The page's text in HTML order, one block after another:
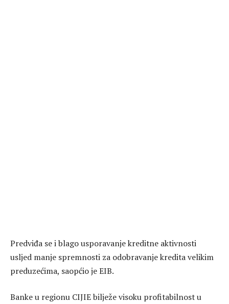
Predviđa se i blago usporavanje kreditne aktivnosti
usljed manje spremnosti za odobravanje kredita velikim
preduzećima, saopćio je EIB.
Banke u regionu CIJIE bilježe visoku profitabilnost u